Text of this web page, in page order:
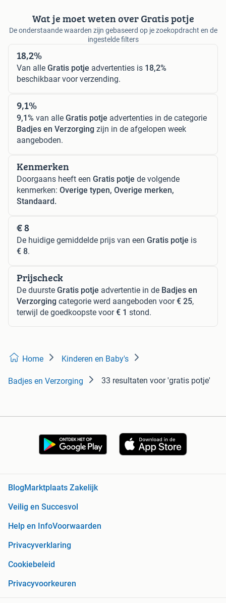
Wat je moet weten over Gratis potje
De onderstaande waarden zijn gebaseerd op je zoekopdracht en de
ingestelde filters
18,2%
Van alle Gratis potje advertenties is 18,2%
beschikbaar voor verzending.
9,1%
9,1% van alle Gratis potje advertenties in de categorie
Badjes en Verzorging zijn in de afgelopen week
aangeboden.
Kenmerken
Doorgaans heeft een Gratis potje de volgende
kenmerken: Overige typen, Overige merken,
Standaard.
€ 8
De huidige gemiddelde prijs van een Gratis potje is
€ 8.
Prijscheck
De duurste Gratis potje advertentie in de Badjes en
Verzorging categorie werd aangeboden voor€ 25,
terwijl de goedkoopste voor€ 1 stond.
Home Kinderen en Baby's
Badjes en Verzorging 33 resultaten voor 'gratis potje'
BlogMarktplaats Zakelijk
Veilig en Succesvol
Help en InfoVoorwaarden
Privacyverklaring
Cookiebeleid
Privacyvoorkeuren